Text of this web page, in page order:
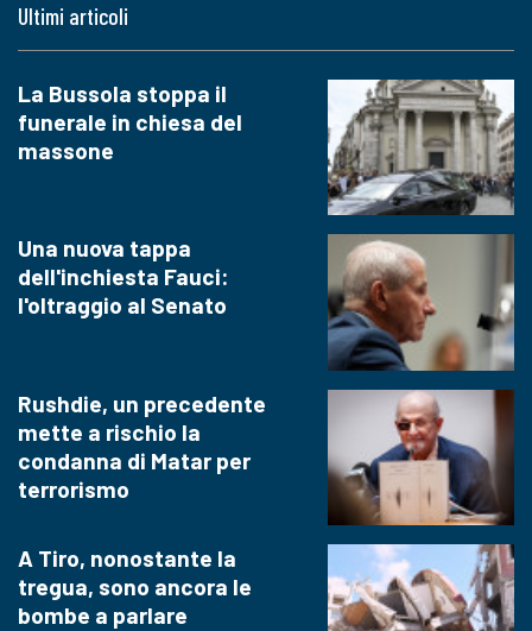
Ultimi articoli
La Bussola stoppa il
funerale in chiesa del
massone
Una nuova tappa
dell'inchiesta Fauci:
l'oltraggio al Senato
Rushdie, un precedente
mette a rischio la
condanna di Matar per
terrorismo
A Tiro, nonostante la
tregua, sono ancora le
bombe a parlare